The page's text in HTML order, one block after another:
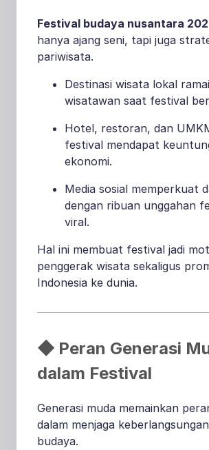
Festival budaya nusantara
hanya ajang seni, tapi juga
pariwisata.
Destinasi wisata lokal
wisatawan saat festival
Hotel, restoran, dan
festival mendapat
ekonomi.
Media sosial memperkuat
dengan ribuan unggahan
viral.
Hal ini membuat festival jadi
penggerak wisata sekaligus
Indonesia ke dunia.
◆ Peran Generasi
dalam Festival
Generasi muda memainkan
dalam menjaga
budaya.